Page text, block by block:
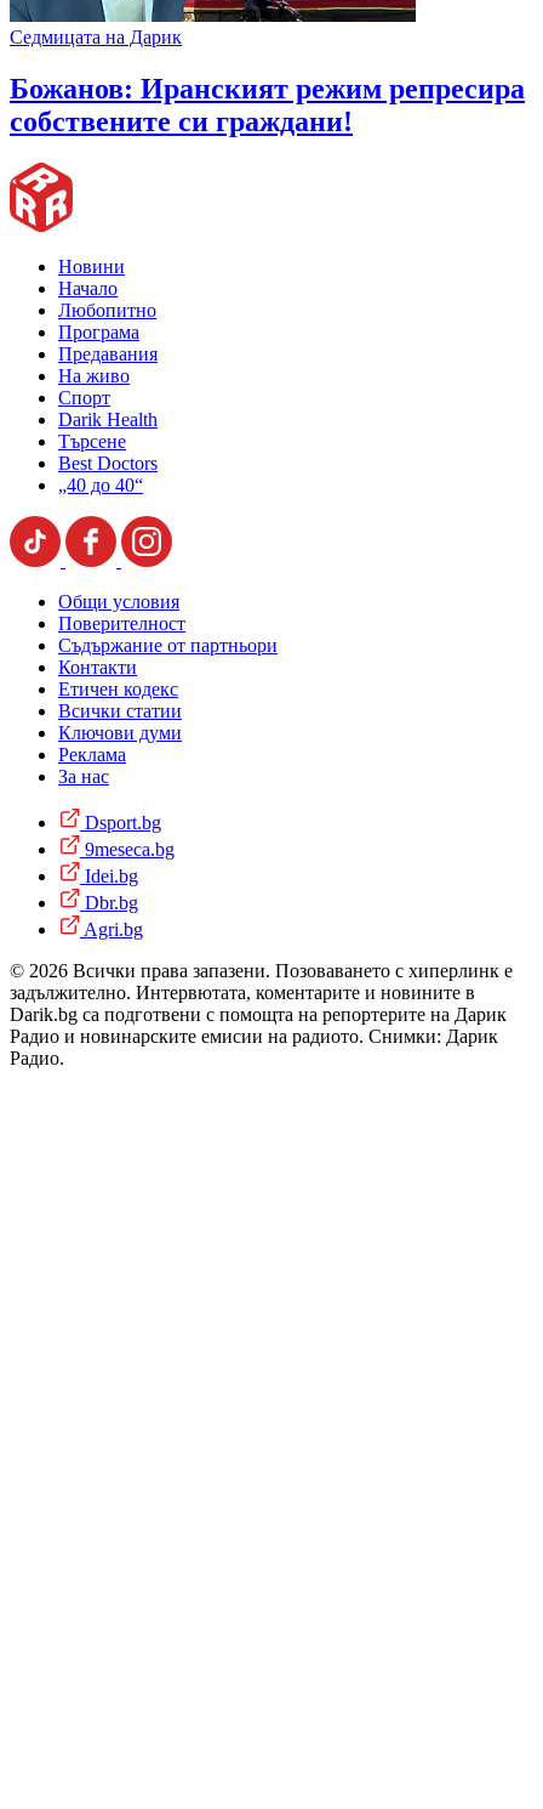
Седмицата на Дарик
Божанов: Иранският режим репресира
собствените си граждани!
Новини
Начало
Любопитно
Програма
Предавания
На живо
Спорт
Darik Health
Търсене
Best Doctors
„40 до 40“
Общи условия
Поверителност
Съдържание от партньори
Контакти
Етичен кодекс
Всички статии
Ключови думи
Реклама
За нас
Dsport.bg
9meseca.bg
Idei.bg
Dbr.bg
Agri.bg
© 2026 Всички права запазени. Позоваването с хиперлинк е
задължително. Интервютата, коментарите и новините в
Darik.bg са подготвени с помощта на репортерите на Дарик
Радио и новинарските емисии на радиото. Снимки: Дарик
Радио.